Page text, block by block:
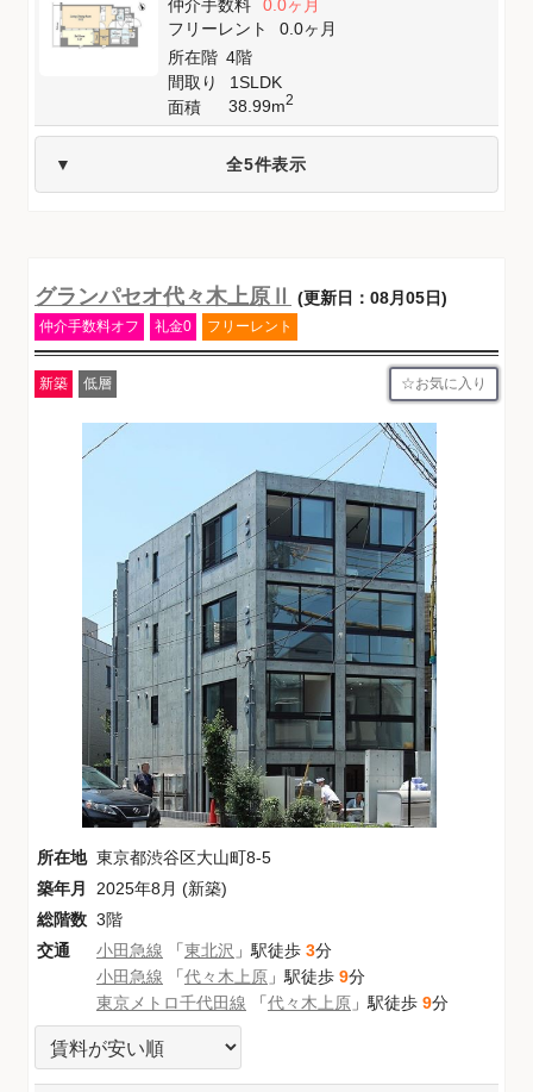
仲介手数料
0.0ヶ月
フリーレント
0.0ヶ月
所在階 4階
間取り
1SLDK
面積
38.99m2
全5件表示
グランパセオ代々木上原Ⅱ (更新日：08月05日)
仲介手数料オフ 礼金0 フリーレント
新築 低層 お気に入り
所在地 東京都渋谷区大山町8-5
築年月
2025年8月 (新築)
総階数 3階
交通
小田急線 「東北沢 」駅徒歩 3分
小田急線 「代々木上原 」駅徒歩 9分
東京メトロ千代田線 「代々木上原 」駅徒歩 9分